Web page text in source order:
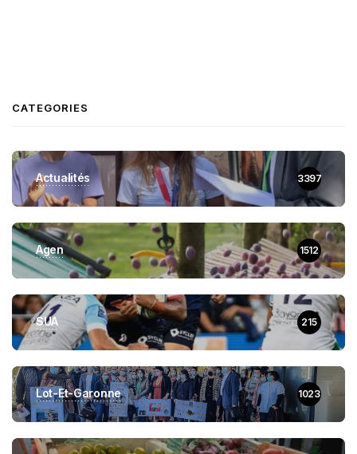
CATEGORIES
Actualités 3397
Agen 1512
SUA 215
Lot-Et-Garonne 1023